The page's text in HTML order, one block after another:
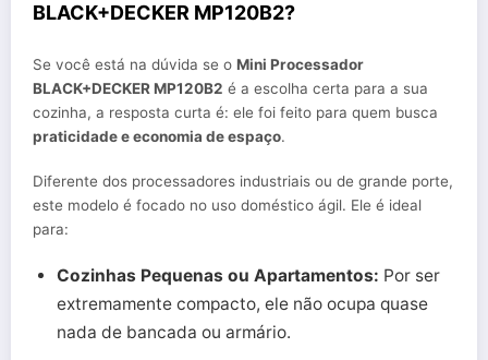
BLACK+DECKER MP120B2?
Se você está na dúvida se o Mini Processador
BLACK+DECKER MP120B2 é a escolha certa para a sua
cozinha, a resposta curta é: ele foi feito para quem busca
praticidade e economia de espaço.
Diferente dos processadores industriais ou de grande porte,
este modelo é focado no uso doméstico ágil. Ele é ideal
para:
Cozinhas Pequenas ou Apartamentos: Por ser
extremamente compacto, ele não ocupa quase
nada de bancada ou armário.